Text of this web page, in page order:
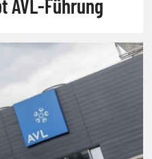
AVL-Führung